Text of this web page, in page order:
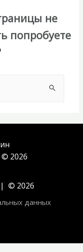
не
попробуете
2026
© 2026
данных